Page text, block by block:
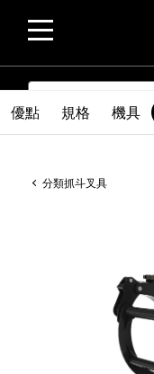
SEARCH
分類抓斗叉具
優點 規格 機具